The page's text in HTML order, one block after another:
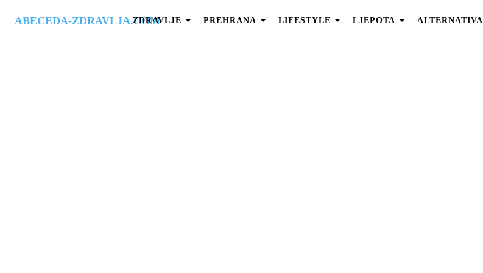
ABECEDA-ZDRAVLJA.COM
ZDRAVLJE PREHRANA LIFESTYLE LJEPOTA ALTERNATIVA